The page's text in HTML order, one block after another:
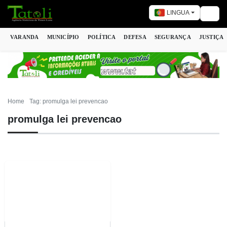
LINGUA
VARANDA MUNICÍPIO POLÍTICA DEFESA SEGURANÇA JUSTIÇA
Home Tag: promulga lei prevencao
promulga lei prevencao